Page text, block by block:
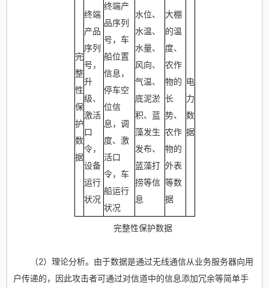
完
整
性
保
护
数
据
终端
产品
序列
号，
升
级、
激活
口
令，
设备
运行
状况
终端产
品序列
号，车
船位置
信息，
停车空
位信
息，调
度、激
活口
令，车
船运行
状况
水位、
水温、
水量、
风向、
气温、
底泥淤
积、蓝
藻发生
发布、
蓝藻打
捞等信
息
大棚
的温
度、
农作
物的
长
势、
农作
物的
外表
等数
据
电
力
数
据
完整性保护数据
（2）理论分析。由于数据是通过无线通信从业务服务器向用
户传递的，因此攻击者可通过对信道中的信息添加冗余等简单手